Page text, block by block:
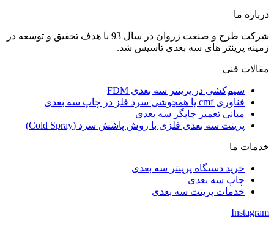
درباره ما
شرکت طرح و صنعت زروان در سال 93 با هدف تحقیق و توسعه در
زمینه پرینتر های سه بعدی تاسیس شد.
مقالات فنی
سیم‌کشی در پرینتر سه بعدی FDM
فناوری cmf یا همجوشی سرد فلز در چاپ سه بعدی
مبانی تعمیر چاپگر سه بعدی
پرینت سه بعدی فلزی با روش پاشش سرد (Cold Spray)
خدمات ما
خرید دستگاه پرینتر سه بعدی
چاپ سه بعدی
خدمات پرینت سه بعدی
Instagram